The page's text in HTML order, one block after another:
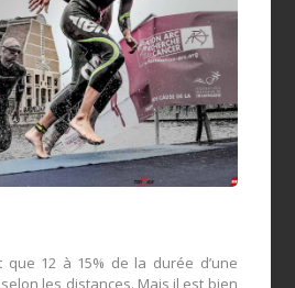
12 à 15% de la durée d’une
les distances. Mais il est bien